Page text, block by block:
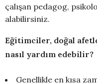
çalışan pedagog,
alabilirsiniz.
Eğitimciler, doğal
nasıl yardım edebilir?
Genellikle en kısa